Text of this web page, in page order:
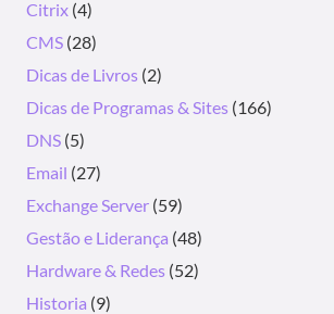
Citrix (4)
CMS (28)
Dicas de Livros (2)
Dicas de Programas & Sites (166)
DNS (5)
Email (27)
Exchange Server (59)
Gestão e Liderança (48)
Hardware & Redes (52)
Historia (9)